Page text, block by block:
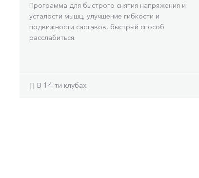
Программа для быстрого снятия напряжения и
усталости мышц, улучшение гибкости и
подвижности саставов, быстрый способ
расслабиться.
В 14-ти клубах